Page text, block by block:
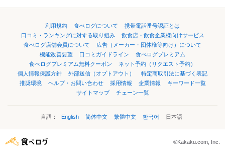
利用規約 食べログについて
携帯電話番号認証とは
口コミ・ランキングに対する取り組み
飲食店・飲食企業様向けサービス
食べログ店舗会員について
広告（メーカー・団体様等向け）について
機能改善要望
口コミガイドライン
食べログプレミアム
食べログプレミアム無料クーポン
ネット予約（リクエスト予約）
個人情報保護方針
外部送信（オプトアウト）
特定商取引法に基づく表記
推奨環境
ヘルプ・お問い合わせ 採用情報 企業情報
キーワード一覧
サイトマップ
チェーン一覧
言語： English 简体中文 繁體中文 한국어 日本語
©Kakaku.com, Inc.